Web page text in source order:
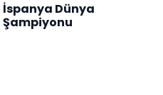
İspanya Dünya
Şampiyonu